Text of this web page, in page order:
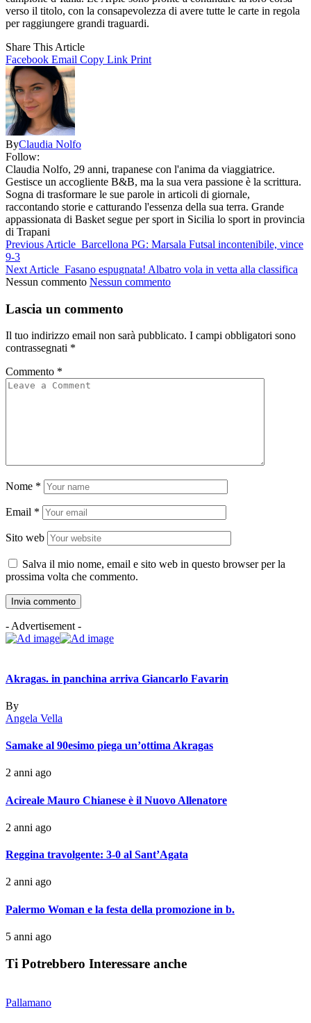
verso il titolo, con la consapevolezza di avere tutte le carte in regola
per raggiungere grandi traguardi.
Share This Article
Facebook Email Copy Link Print
ByClaudia Nolfo
Follow:
Claudia Nolfo, 29 anni, trapanese con l'anima da viaggiatrice.
Gestisce un accogliente B&B, ma la sua vera passione è la scrittura.
Sogna di trasformare le sue parole in articoli di giornale,
raccontando storie e catturando l'essenza della sua terra. Grande
appassionata di Basket segue per sport in Sicilia lo sport in provincia
di Trapani
Previous Article Barcellona PG: Marsala Futsal incontenibile, vince
9-3
Next Article Fasano espugnata! Albatro vola in vetta alla classifica
Nessun commento Nessun commento
Lascia un commento
Il tuo indirizzo email non sarà pubblicato. I campi obbligatori sono
contrassegnati *
Commento *
Nome *
Email *
Sito web
Salva il mio nome, email e sito web in questo browser per la
prossima volta che commento.
- Advertisement -
Akragas. in panchina arriva Giancarlo Favarin
By
Angela Vella
Samake al 90esimo piega un’ottima Akragas
2 anni ago
Acireale Mauro Chianese è il Nuovo Allenatore
2 anni ago
Reggina travolgente: 3-0 al Sant’Agata
2 anni ago
Palermo Woman e la festa della promozione in b.
5 anni ago
Ti Potrebbero Interessare anche
Pallamano